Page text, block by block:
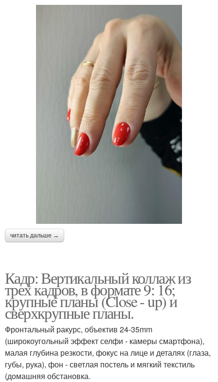
читать дальше →
Кадр: Вертикальный коллаж из
трех кадров, в формате 9: 16;
крупные планы (Close - up) и
сверхкрупные планы.
Фронтальный ракурс, объектив 24-35mm
(широкоугольный эффект селфи - камеры смартфона),
малая глубина резкости, фокус на лице и деталях (глаза,
губы, рука), фон - светлая постель и мягкий текстиль
(домашняя обстановка.